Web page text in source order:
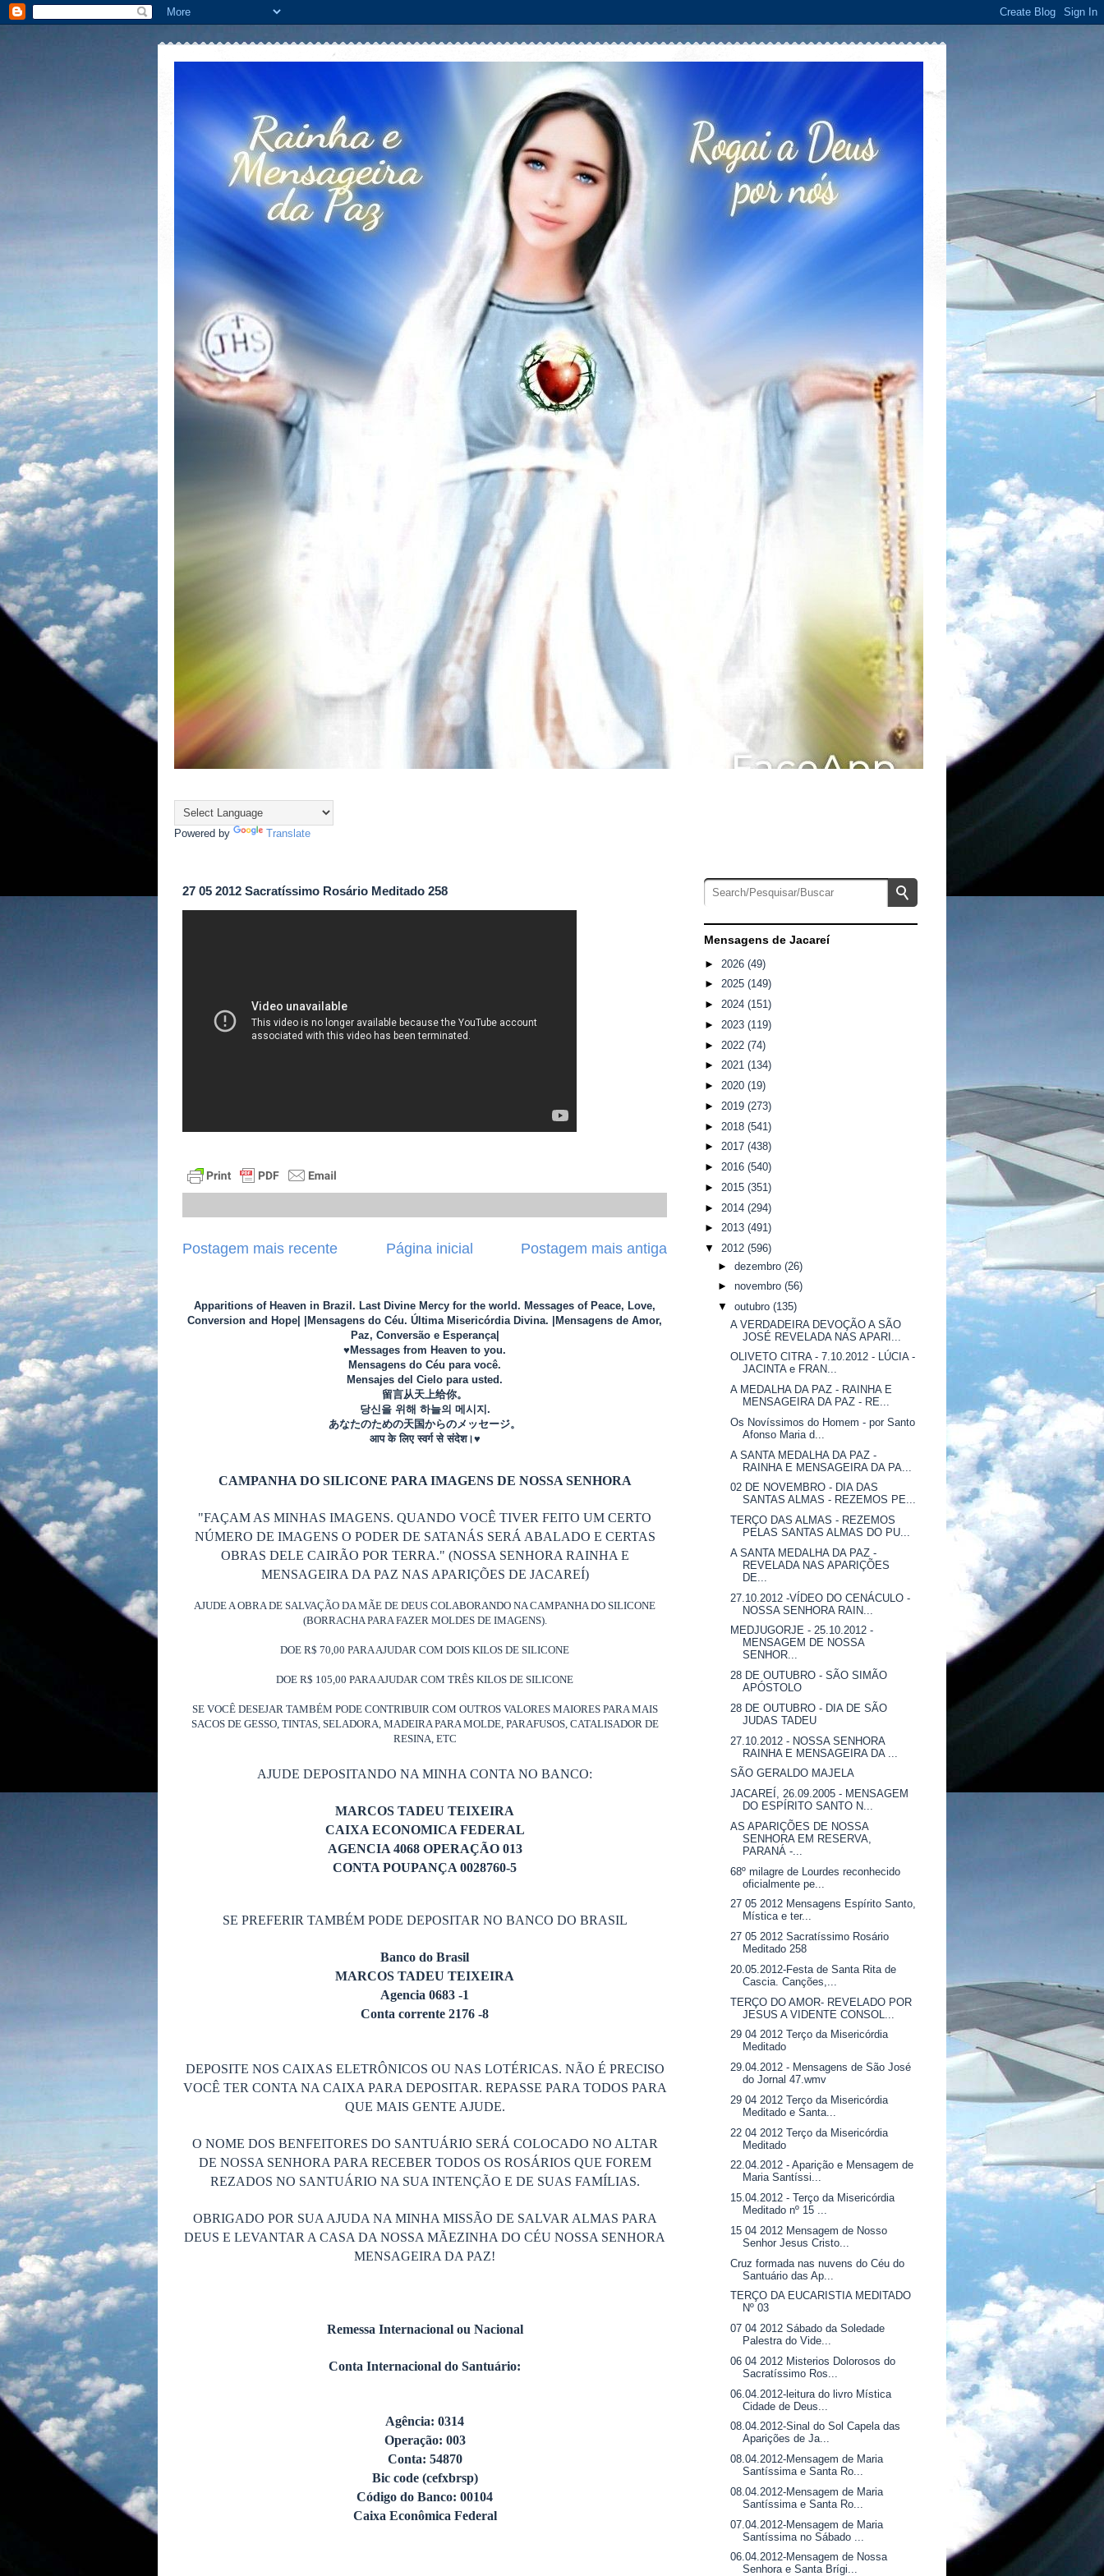
Powered by Translate
27 05 2012 Sacratíssimo Rosário Meditado 258
Postagem mais recente Postagem mais antiga
Página inicial
Apparitions of Heaven in Brazil. Last Divine Mercy for the world. Messages of Peace, Love,
Conversion and Hope| |Mensagens do Céu. Última Misericórdia Divina. |Mensagens de Amor,
Paz, Conversão e Esperança|
♥Messages from Heaven to you.
Mensagens do Céu para você.
Mensajes del Cielo para usted.
留言从天上给你。
당신을 위해 하늘의 메시지.
あなたのための天国からのメッセージ。
आप के लिए स्वर्ग से संदेश।♥
CAMPANHA DO SILICONE PARA IMAGENS DE NOSSA SENHORA
"FAÇAM AS MINHAS IMAGENS. QUANDO VOCÊ TIVER FEITO UM CERTO
NÚMERO DE IMAGENS O PODER DE SATANÁS SERÁ ABALADO E CERTAS
OBRAS DELE CAIRÃO POR TERRA." (NOSSA SENHORA RAINHA E
MENSAGEIRA DA PAZ NAS APARIÇÕES DE JACAREÍ)
AJUDE A OBRA DE SALVAÇÃO DA MÃE DE DEUS COLABORANDO NA CAMPANHA DO SILICONE
(BORRACHA PARA FAZER MOLDES DE IMAGENS).
DOE R$ 70,00 PARA AJUDAR COM DOIS KILOS DE SILICONE
DOE R$ 105,00 PARA AJUDAR COM TRÊS KILOS DE SILICONE
SE VOCÊ DESEJAR TAMBÉM PODE CONTRIBUIR COM OUTROS VALORES MAIORES PARA MAIS
SACOS DE GESSO, TINTAS, SELADORA, MADEIRA PARA MOLDE, PARAFUSOS, CATALISADOR DE
RESINA, ETC
AJUDE DEPOSITANDO NA MINHA CONTA NO BANCO:
MARCOS TADEU TEIXEIRA
CAIXA ECONOMICA FEDERAL
AGENCIA 4068 OPERAÇÃO 013
CONTA POUPANÇA 0028760-5
SE PREFERIR TAMBÉM PODE DEPOSITAR NO BANCO DO BRASIL
Banco do Brasil
MARCOS TADEU TEIXEIRA
Agencia 0683 -1
Conta corrente 2176 -8
DEPOSITE NOS CAIXAS ELETRÔNICOS OU NAS LOTÉRICAS. NÃO É PRECISO
VOCÊ TER CONTA NA CAIXA PARA DEPOSITAR. REPASSE PARA TODOS PARA
QUE MAIS GENTE AJUDE.
O NOME DOS BENFEITORES DO SANTUÁRIO SERÁ COLOCADO NO ALTAR
DE NOSSA SENHORA PARA RECEBER TODOS OS ROSÁRIOS QUE FOREM
REZADOS NO SANTUÁRIO NA SUA INTENÇÃO E DE SUAS FAMÍLIAS.
OBRIGADO POR SUA AJUDA NA MINHA MISSÃO DE SALVAR ALMAS PARA
DEUS E LEVANTAR A CASA DA NOSSA MÃEZINHA DO CÉU NOSSA SENHORA
MENSAGEIRA DA PAZ!
Remessa Internacional ou Nacional
Conta Internacional do Santuário:
Agência: 0314
Operação: 003
Conta: 54870
Bic code (cefxbrsp)
Código do Banco: 00104
Caixa Econômica Federal
Mensagens de Jacareí
► 2026 (49)
► 2025 (149)
► 2024 (151)
► 2023 (119)
► 2022 (74)
► 2021 (134)
► 2020 (19)
► 2019 (273)
► 2018 (541)
► 2017 (438)
► 2016 (540)
► 2015 (351)
► 2014 (294)
► 2013 (491)
▼ 2012 (596)
► dezembro (26)
► novembro (56)
▼ outubro (135)
A VERDADEIRA DEVOÇÃO A SÃO
JOSÉ REVELADA NAS APARI...
OLIVETO CITRA - 7.10.2012 - LÚCIA -
JACINTA e FRAN...
A MEDALHA DA PAZ - RAINHA E
MENSAGEIRA DA PAZ - RE...
Os Novíssimos do Homem - por Santo
Afonso Maria d...
A SANTA MEDALHA DA PAZ -
RAINHA E MENSAGEIRA DA PA...
02 DE NOVEMBRO - DIA DAS
SANTAS ALMAS - REZEMOS PE...
TERÇO DAS ALMAS - REZEMOS
PELAS SANTAS ALMAS DO PU...
A SANTA MEDALHA DA PAZ -
REVELADA NAS APARIÇÕES
DE...
27.10.2012 -VÍDEO DO CENÁCULO -
NOSSA SENHORA RAIN...
MEDJUGORJE - 25.10.2012 -
MENSAGEM DE NOSSA
SENHOR...
28 DE OUTUBRO - SÃO SIMÃO
APÓSTOLO
28 DE OUTUBRO - DIA DE SÃO
JUDAS TADEU
27.10.2012 - NOSSA SENHORA
RAINHA E MENSAGEIRA DA ...
SÃO GERALDO MAJELA
JACAREÍ, 26.09.2005 - MENSAGEM
DO ESPÍRITO SANTO N...
AS APARIÇÕES DE NOSSA
SENHORA EM RESERVA,
PARANÁ -...
68º milagre de Lourdes reconhecido
oficialmente pe...
27 05 2012 Mensagens Espírito Santo,
Mística e ter...
27 05 2012 Sacratíssimo Rosário
Meditado 258
20.05.2012-Festa de Santa Rita de
Cascia. Canções,...
TERÇO DO AMOR- REVELADO POR
JESUS A VIDENTE CONSOL...
29 04 2012 Terço da Misericórdia
Meditado
29.04.2012 - Mensagens de São José
do Jornal 47.wmv
29 04 2012 Terço da Misericórdia
Meditado e Santa...
22 04 2012 Terço da Misericórdia
Meditado
22.04.2012 - Aparição e Mensagem de
Maria Santíssi...
15.04.2012 - Terço da Misericórdia
Meditado nº 15 ...
15 04 2012 Mensagem de Nosso
Senhor Jesus Cristo...
Cruz formada nas nuvens do Céu do
Santuário das Ap...
TERÇO DA EUCARISTIA MEDITADO
Nº 03
07 04 2012 Sábado da Soledade
Palestra do Vide...
06 04 2012 Misterios Dolorosos do
Sacratíssimo Ros...
06.04.2012-leitura do livro Mística
Cidade de Deus...
08.04.2012-Sinal do Sol Capela das
Aparições de Ja...
08.04.2012-Mensagem de Maria
Santíssima e Santa Ro...
08.04.2012-Mensagem de Maria
Santíssima e Santa Ro...
07.04.2012-Mensagem de Maria
Santíssima no Sábado ...
06.04.2012-Mensagem de Nossa
Senhora e Santa Brígi...